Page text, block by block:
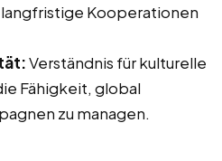
Kooperationen
Verständnis für kulturelle
Fähigkeit, global
zu managen.